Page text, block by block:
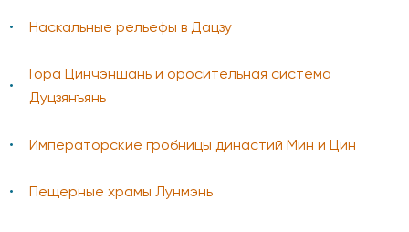
Наскальные рельефы в Дацзу
Гора Цинчэншань и оросительная система
Дуцзянъянь
Императорские гробницы династий Мин и Цин
Пещерные храмы Лунмэнь